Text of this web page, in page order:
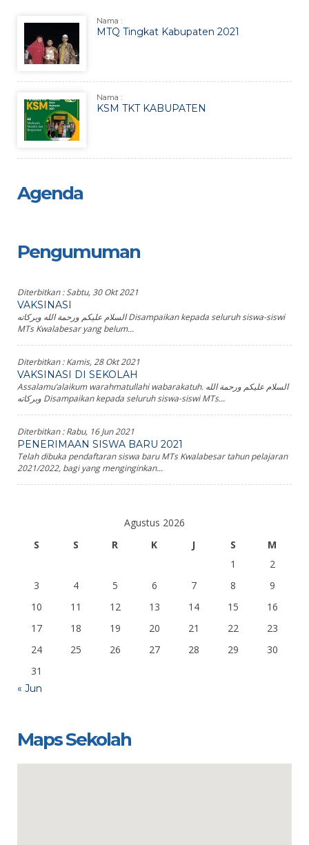
Nama :
MTQ Tingkat Kabupaten 2021
Nama :
KSM TKT KABUPATEN
Agenda
Pengumuman
Diterbitkan :Sabtu, 30 Okt 2021
VAKSINASI
السلام عليكم ورحمة الله وبركاته Disampaikan kepada seluruh siswa-siswi
MTs Kwalabesar yang belum...
Diterbitkan :Kamis, 28 Okt 2021
VAKSINASI DI SEKOLAH
Assalamu’alaikum warahmatullahi wabarakatuh. السلام عليكم ورحمة الله
وبركاته Disampaikan kepada seluruh siswa-siswi MTs...
Diterbitkan :Rabu, 16 Jun 2021
PENERIMAAN SISWA BARU 2021
Telah dibuka pendaftaran siswa baru MTs Kwalabesar tahun pelajaran
2021/2022, bagi yang menginginkan...
Agustus 2026
S
S R K J S
M
1
2
3
4 5 6 7 8
9
10
11 12 13 14 15
16
17
18 19 20 21 22
23
24
25 26 27 28 29
30
31
« Jun
Maps Sekolah